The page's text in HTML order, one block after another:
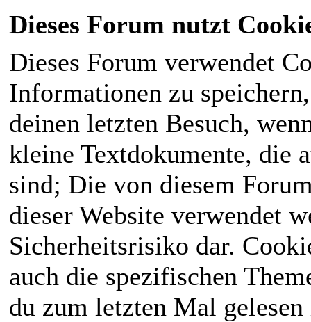
Dieses Forum nutzt
Dieses Forum verwendet
Informationen zu
deinen letzten Besuch,
kleine Textdokumente, die
sind; Die von diesem
dieser Website verwendet
Sicherheitsrisiko dar.
auch die spezifischen
du zum letzten Mal